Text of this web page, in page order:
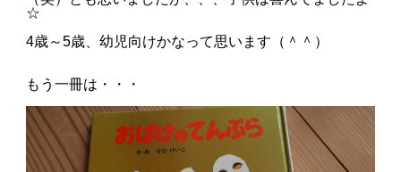
☆
4歳～5歳、幼児向けかなって思います（＾＾）
もう一冊は・・・